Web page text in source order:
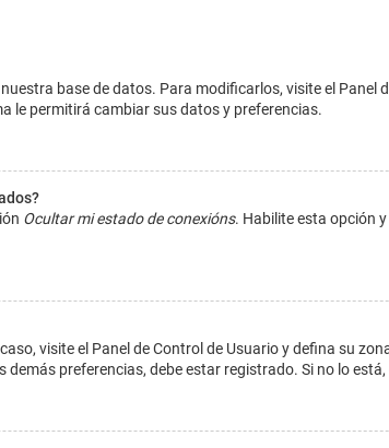
base de datos. Para modificarlos, visite el Panel
le permitirá cambiar sus datos y preferencias.
Ocultar mi estado de conexións. Habilite esta opción
visite el Panel de Control de Usuario y defina su
preferencias, debe estar registrado. Si no lo